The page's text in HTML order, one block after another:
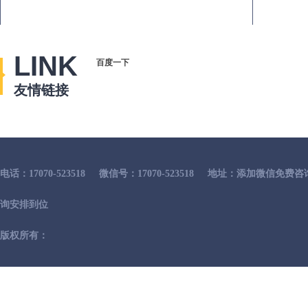
LINK
友情链接
百度一下
电话：17070-523518 微信号：17070-523518 地址：添加微信免费
询安排到位
版权所有：